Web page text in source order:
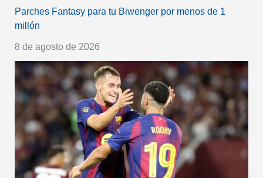
Parches Fantasy para tu Biwenger por menos de 1
millón
8 de agosto de 2026